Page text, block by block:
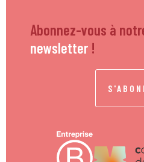
Abonnez-vous à
newsletter !